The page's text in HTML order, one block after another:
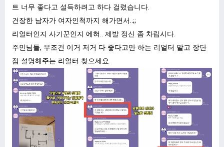
트 너무 좋다고 설득하려고 하다 걸렸습니다.
건장한 남자가 여자인척까지 해가면서..;;
리얼터인지 사기꾼인지 에혀.. 제발 정신 좀 차립시다.
주민님들, 무조건 이거 저거 다 좋다고만 하는 리얼터 말고 장단
점 설명해주는 리얼터 찾으세요.